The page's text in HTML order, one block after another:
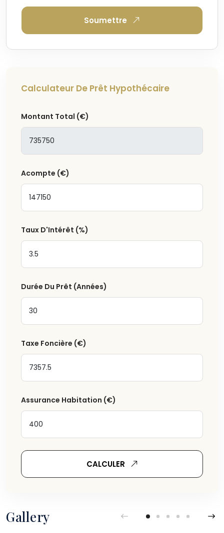
Soumettre
Calculateur De Prêt Hypothécaire
Montant Total (€)
Acompte (€)
Taux D'Intérêt (%)
Durée Du Prêt (Années)
Taxe Foncière (€)
Assurance Habitation (€)
CALCULER
Gallery